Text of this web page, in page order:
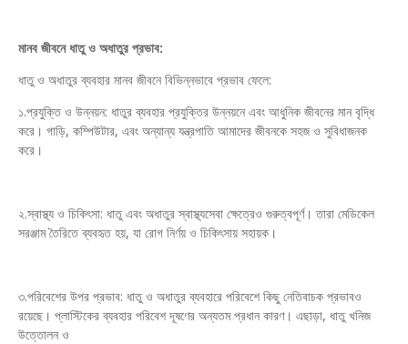
মানব জীবনে ধাতু ও অধাতুর প্রভাব:
ধাতু ও অধাতুর ব্যবহার মানব জীবনে বিভিন্নভাবে প্রভাব ফেলে:
১.প্রযুক্তি ও উন্নয়ন: ধাতুর ব্যবহার প্রযুক্তির উন্নয়নে এবং আধুনিক জীবনের মান বৃদ্ধি
করে। গাড়ি, কম্পিউটার, এবং অন্যান্য যন্ত্রপাতি আমাদের জীবনকে সহজ ও সুবিধাজনক
করে।
২.স্বাস্থ্য ও চিকিৎসা: ধাতু এবং অধাতুর স্বাস্থ্যসেবা ক্ষেত্রেও গুরুত্বপূর্ণ। তারা মেডিকেল
সরঞ্জাম তৈরিতে ব্যবহৃত হয়, যা রোগ নির্ণয় ও চিকিৎসায় সহায়ক।
৩.পরিবেশের উপর প্রভাব: ধাতু ও অধাতুর ব্যবহারে পরিবেশে কিছু নেতিবাচক প্রভাবও
রয়েছে। প্লাস্টিকের ব্যবহার পরিবেশ দূষণের অন্যতম প্রধান কারণ। এছাড়া, ধাতু খনিজ
উত্তোলন ও